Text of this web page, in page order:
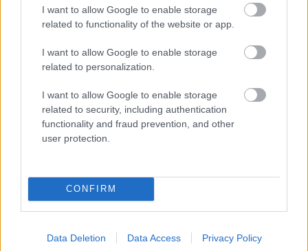
I want to allow Google to enable storage
related to functionality of the website or app.
I want to allow Google to enable storage
related to personalization.
I want to allow Google to enable storage
related to security, including authentication
functionality and fraud prevention, and other
user protection.
CONFIRM
Data Deletion Data Access Privacy Policy
Δυσκολεύεστε να παρκάρετε; Πότε
μπορεί να είναι σύμπτωμα άνοιας –
μνήμης